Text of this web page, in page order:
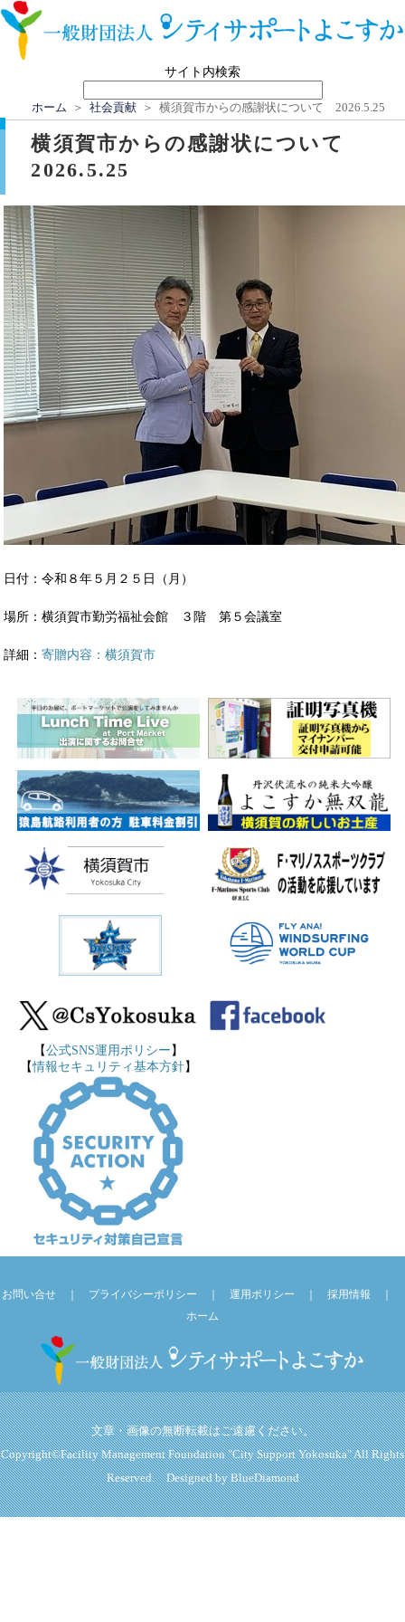
サイト内検索
ホーム ＞ 社会貢献＞ 横須賀市からの感謝状について 2026.5.25
横須賀市からの感謝状について
2026.5.25
日付：令和８年５月２５日（月）
場所：横須賀市勤労福祉会館 ３階 第５会議室
詳細：寄贈内容：横須賀市
【公式SNS運用ポリシー 】
【情報セキュリティ基本方針】
お問い合せ プライバシーポリシー 運用ポリシー 採用情報
ホーム
文章・画像の無断転載はご遠慮ください。
Copyright©Facility Management Foundation "City Support Yokosuka" All Rights
Reserved. Designed byBlueDiamond